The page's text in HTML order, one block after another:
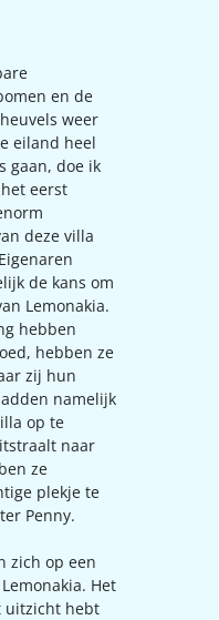
en de
weer
eiland heel
gaan, doe ik
eerst
deze villa
de kans om
Lemonakia.
hebben
hebben ze
zij hun
namelijk
op te
naar
ze
plekje te
Penny.
zich op een
Het
uitzicht hebt